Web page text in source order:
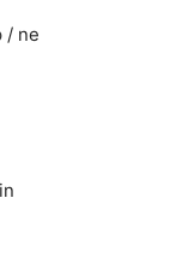
/ ne